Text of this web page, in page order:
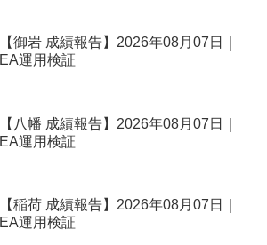
【御岩 成績報告】2026年08月07日｜
EA運用検証
【八幡 成績報告】2026年08月07日｜
EA運用検証
【稲荷 成績報告】2026年08月07日｜
EA運用検証